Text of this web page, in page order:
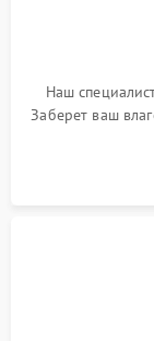
Наш
Заберет ваш